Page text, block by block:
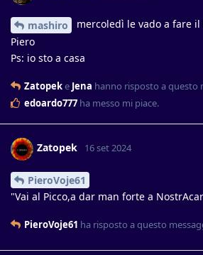
mashiro
mercoledì le vado a fare
Piero
Ps: io sto a casa
Zatopeke Jena hanno risposto a questo
edoardo777 ha messo mi piace.
Zatopek 16 set 2024
PieroVoje61
"Vai al Picco,a dar man forte a
PieroVoje61 ha risposto a questo